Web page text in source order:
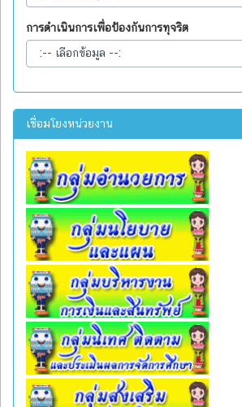
การดำเนินการเพื่อป้องกันการทุจริต
เชื่อมโยงหน่วยงาน